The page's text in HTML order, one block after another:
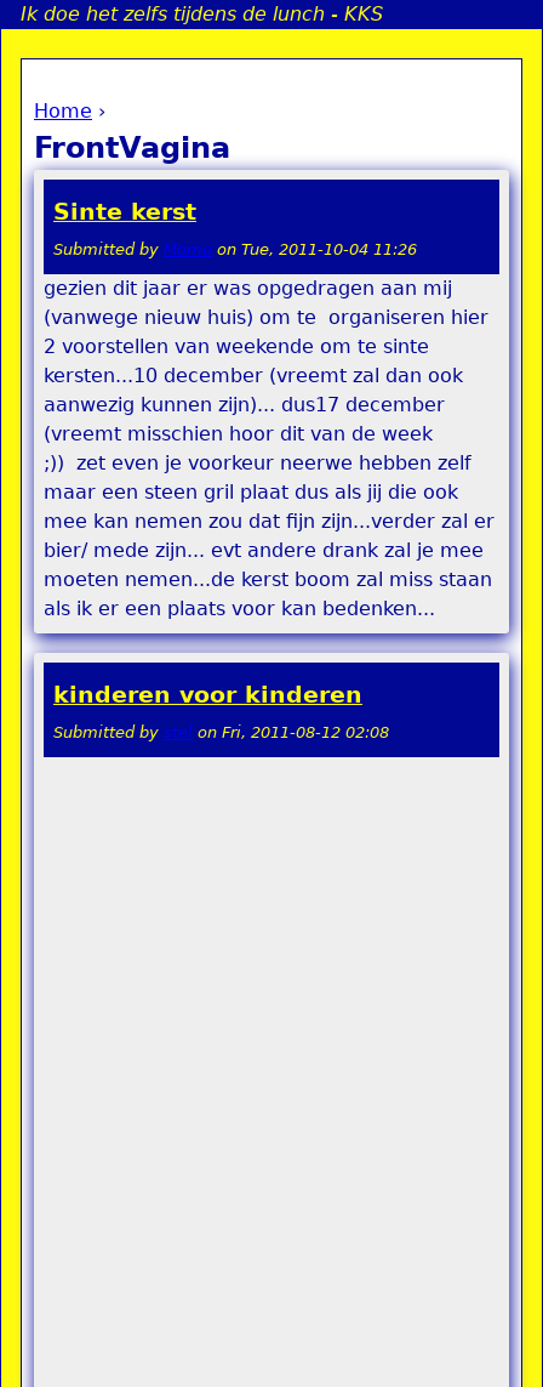
Jump to navigation
Ik doe het zelfs tijdens de lunch - KKS
You are here
Home ›
FrontVagina
Sinte kerst
Submitted by Momo on Tue, 2011-10-04 11:26
gezien dit jaar er was opgedragen aan mij
(vanwege nieuw huis) om te organiseren hier
2 voorstellen van weekende om te sinte
kersten...10 december (vreemt zal dan ook
aanwezig kunnen zijn)... dus17 december
(vreemt misschien hoor dit van de week
;)) zet even je voorkeur neerwe hebben zelf
maar een steen gril plaat dus als jij die ook
mee kan nemen zou dat fijn zijn...verder zal er
bier/ mede zijn... evt andere drank zal je mee
moeten nemen...de kerst boom zal miss staan
als ik er een plaats voor kan bedenken...
kinderen voor kinderen
Submitted by stel on Fri, 2011-08-12 02:08